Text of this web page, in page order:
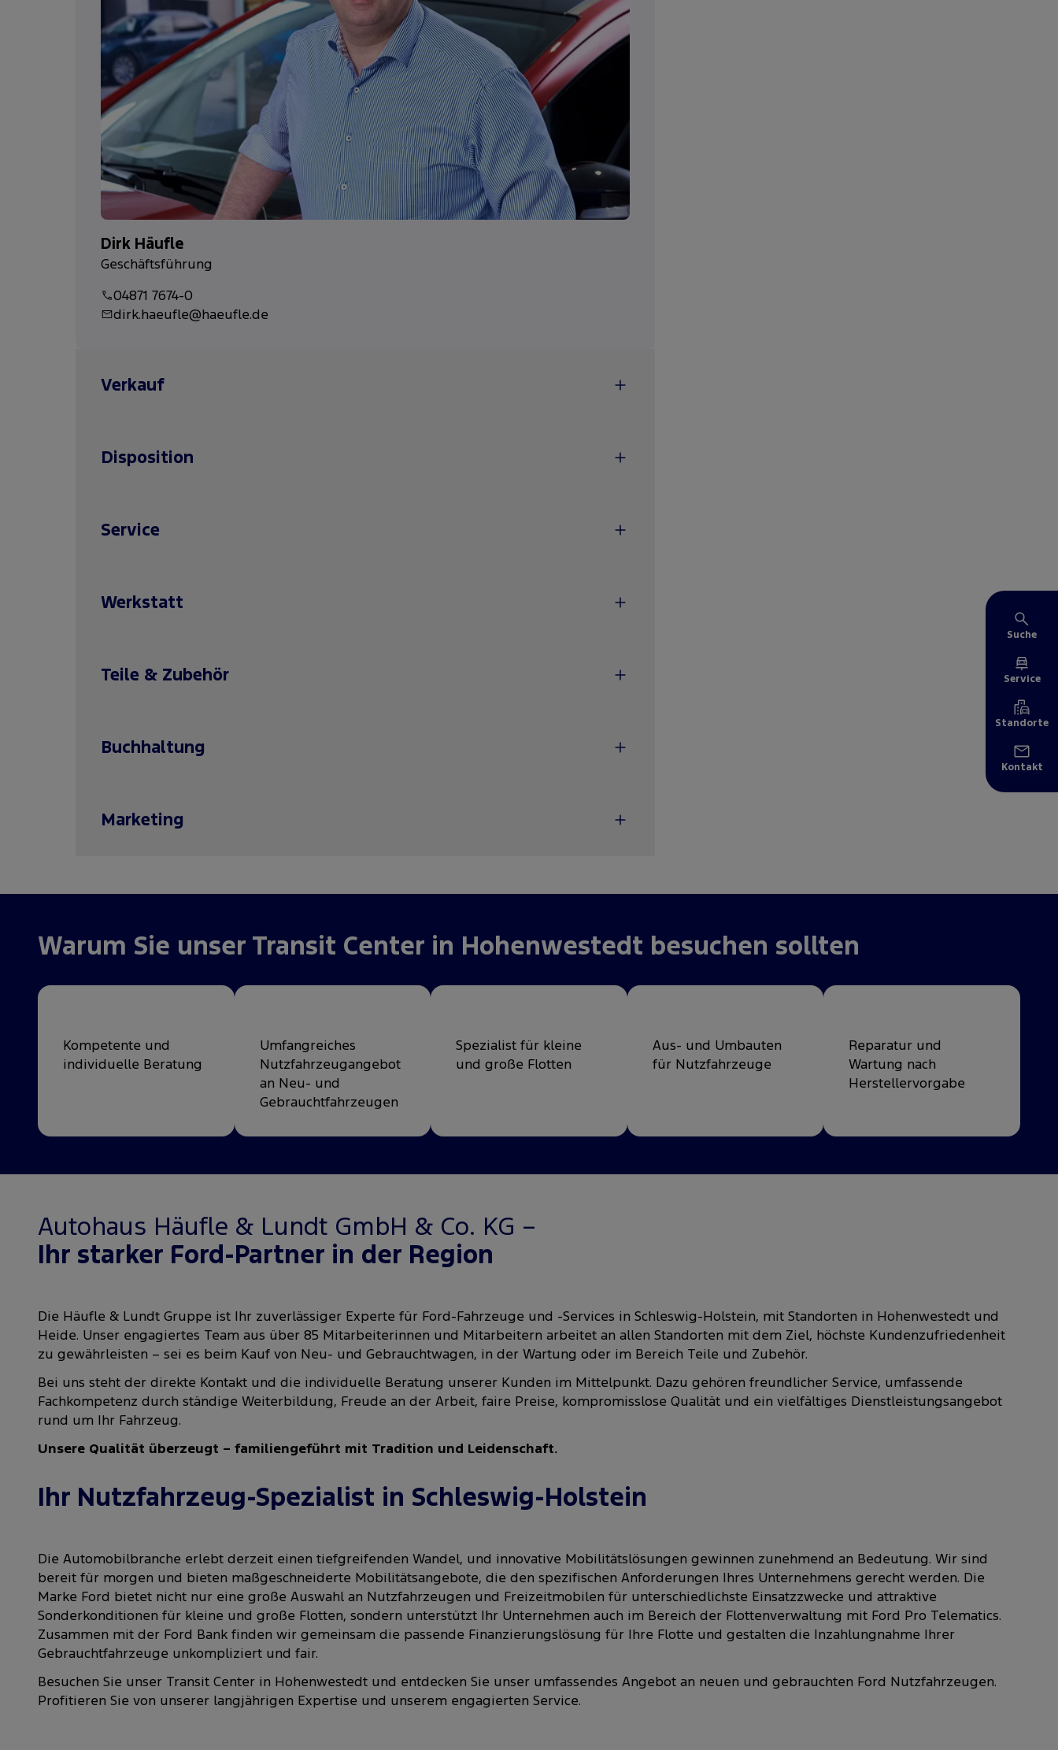
Suche
Service
Standorte
Kontakt
Dirk Häufle
Geschäftsführung
04871 7674-0
dirk.haeufle@haeufle.de
Verkauf
Disposition
Service
Werkstatt
Teile & Zubehör
Buchhaltung
Marketing
Warum Sie unser Transit Center in Hohenwestedt besuchen sollten
Kompetente und
individuelle Beratung
Umfangreiches
Nutzfahrzeugangebot
an Neu- und
Gebrauchtfahrzeugen
Spezialist für kleine
und große Flotten
Aus- und Umbauten
für Nutzfahrzeuge
Reparatur und
Wartung nach
Herstellervorgabe
Autohaus Häufle & Lundt GmbH & Co. KG –
Ihr starker Ford-Partner in der Region
Die Häufle & Lundt Gruppe ist Ihr zuverlässiger Experte für Ford-Fahrzeuge und -Services in Schleswig-Holstein, mit Standorten in Hohenwestedt und
Heide. Unser engagiertes Team aus über 85 Mitarbeiterinnen und Mitarbeitern arbeitet an allen Standorten mit dem Ziel, höchste Kundenzufriedenheit
zu gewährleisten – sei es beim Kauf von Neu- und Gebrauchtwagen, in der Wartung oder im Bereich Teile und Zubehör.
Bei uns steht der direkte Kontakt und die individuelle Beratung unserer Kunden im Mittelpunkt. Dazu gehören freundlicher Service, umfassende
Fachkompetenz durch ständige Weiterbildung, Freude an der Arbeit, faire Preise, kompromisslose Qualität und ein vielfältiges Dienstleistungsangebot
rund um Ihr Fahrzeug.
Unsere Qualität überzeugt – familiengeführt mit Tradition und Leidenschaft.
Ihr Nutzfahrzeug-Spezialist in Schleswig-Holstein
Die Automobilbranche erlebt derzeit einen tiefgreifenden Wandel, und innovative Mobilitätslösungen gewinnen zunehmend an Bedeutung. Wir sind
bereit für morgen und bieten maßgeschneiderte Mobilitätsangebote, die den spezifischen Anforderungen Ihres Unternehmens gerecht werden. Die
Marke Ford bietet nicht nur eine große Auswahl an Nutzfahrzeugen und Freizeitmobilen für unterschiedlichste Einsatzzwecke und attraktive
Sonderkonditionen für kleine und große Flotten, sondern unterstützt Ihr Unternehmen auch im Bereich der Flottenverwaltung mit Ford Pro Telematics.
Zusammen mit der Ford Bank finden wir gemeinsam die passende Finanzierungslösung für Ihre Flotte und gestalten die Inzahlungnahme Ihrer
Gebrauchtfahrzeuge unkompliziert und fair.
Besuchen Sie unser Transit Center in Hohenwestedt und entdecken Sie unser umfassendes Angebot an neuen und gebrauchten Ford Nutzfahrzeugen.
Profitieren Sie von unserer langjährigen Expertise und unserem engagierten Service.